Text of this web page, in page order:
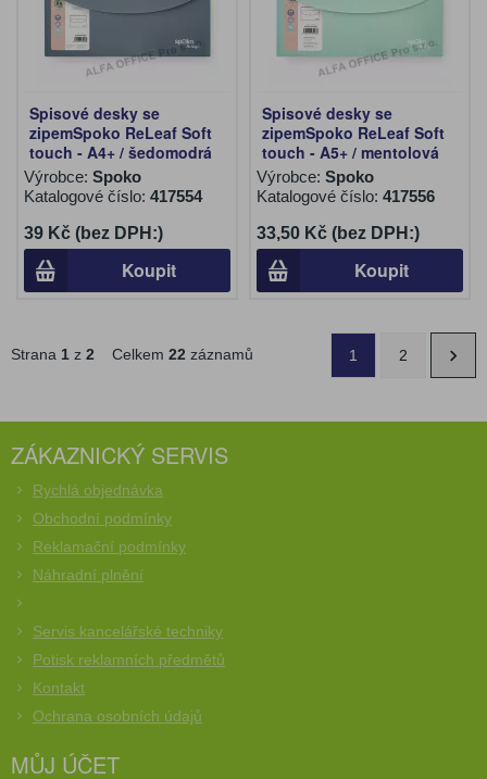
Spisové desky se
zipemSpoko ReLeaf Soft
touch - A4+ / šedomodrá
Výrobce: Spoko
Katalogové číslo: 417554
39 Kč (bez DPH:)
Koupit
Spisové desky se
zipemSpoko ReLeaf Soft
touch - A5+ / mentolová
Výrobce: Spoko
Katalogové číslo: 417556
33,50 Kč (bez DPH:)
Koupit
Strana 1 z 2 Celkem 22 záznamů 1 2
ZÁKAZNICKÝ SERVIS
Rychlá objednávka
Obchodní podmínky
Reklamační podmínky
Náhradní plnění
Servis kancelářské techniky
Potisk reklamních předmětů
Kontakt
Ochrana osobních údajů
MŮJ ÚČET